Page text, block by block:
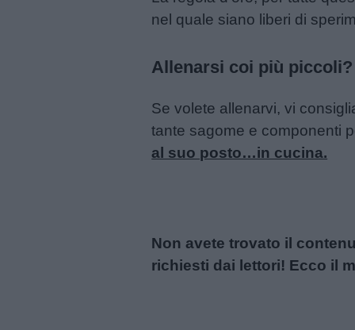
nel quale siano liberi di
Allenarsi coi più piccoli?
Se volete allenarvi, vi
tante sagome e componenti
al suo posto…in cucina.
Non avete trovato il
richiesti dai lettori! Ecco il